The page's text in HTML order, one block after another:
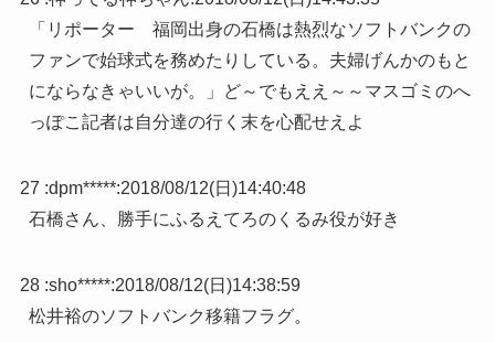
「リポーター 福岡出身の石橋は熱烈なソフトバンクの
ファンで始球式を務めたりしている。夫婦げんかのもと
にならなきゃいいが。」ど～でもええ～～マスゴミのへ
っぽこ記者は自分達の行く末を心配せえよ
27 :dpm*****:2018/08/12(日)14:40:48
石橋さん、勝手にふるえてろのくるみ役が好き
28 :sho*****:2018/08/12(日)14:38:59
松井裕のソフトバンク移籍フラグ。